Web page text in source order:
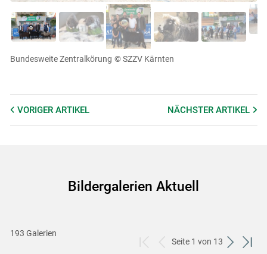
Bundesweite Zentralkörung © SZZV Kärnten
VORIGER ARTIKEL NÄCHSTERARTIKEL
Bildergalerien Aktuell
Seite 1 von 13
weiterzum
193 Galerien